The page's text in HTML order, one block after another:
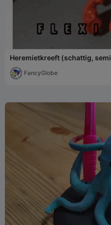
Heremietkreeft (schattig,
FancyGlobe